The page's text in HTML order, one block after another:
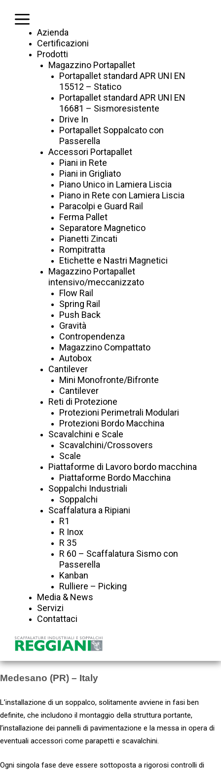
contenuto
Menu
Azienda
Certificazioni
Prodotti
Magazzino Portapallet
Portapallet standard APR UNI EN
15512 – Statico
Portapallet standard APR UNI EN
16681 – Sismoresistente
Drive In
Portapallet Soppalcato con
Passerella
Accessori Portapallet
Piani in Rete
Piani in Grigliato
Piano Unico in Lamiera Liscia
Piano in Rete con Lamiera Liscia
Paracolpi e Guard Rail
Ferma Pallet
Separatore Magnetico
Pianetti Zincati
Rompitratta
Etichette e Nastri Magnetici
Magazzino Portapallet
intensivo/meccanizzato
Flow Rail
Spring Rail
Push Back
Gravità
Contropendenza
Magazzino Compattato
Autobox
Cantilever
Mini Monofronte/Bifronte
Cantilever
Reti di Protezione
Protezioni Perimetrali Modulari
Protezioni Bordo Macchina
Scavalchini e Scale
Scavalchini/Crossovers
Scale
Piattaforme di Lavoro bordo macchina
Piattaforme Bordo Macchina
Soppalchi Industriali
Soppalchi
Scaffalatura a Ripiani
R1
R Inox
R 35
R 60 – Scaffalatura Sismo con
Passerella
Kanban
Rulliere – Picking
Media & News
Servizi
Contattaci
Media & News/ Case Study
Case Study
Sanvido S.r.l.
Medesano (PR) – Italy
L’installazione di un soppalco, solitamente avviene in fasi ben
definite, che includono il montaggio della struttura portante,
l’installazione dei pannelli di pavimentazione e la messa in opera di
eventuali accessori come parapetti e scavalchini.
Ogni singola fase deve essere sottoposta a rigorosi controlli di